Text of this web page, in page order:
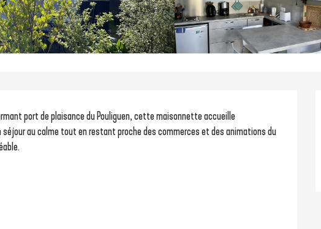
port de plaisance du Pouliguen, cette maisonnette accueille
au calme tout en restant proche des commerces et des animations du